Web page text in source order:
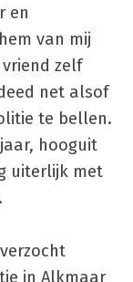
en
van mij
zelf
net alsof
te bellen.
hooguit
uiterlijk met
in Alkmaar